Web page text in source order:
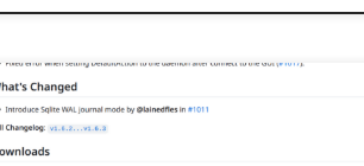
OpenSnitch, recuperando el control de tus
conexiones (Actualizado 14/09/2023, compatible
100 % con Debian 12) Hoy quería recomendaros